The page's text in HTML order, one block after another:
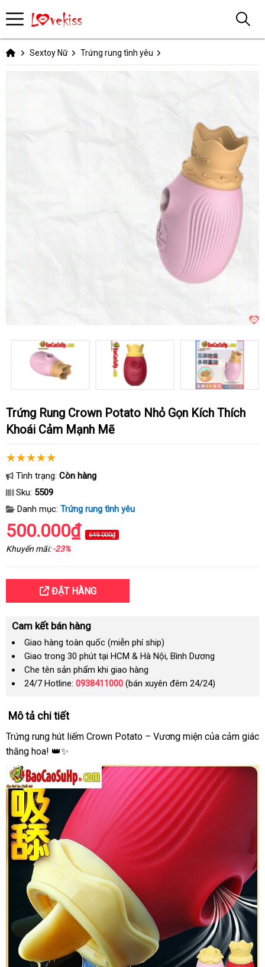
Sextoy Nữ Trứng rung tình yêu
Trứng Rung Crown Potato Nhỏ Gọn Kích Thích
Khoái Cảm Mạnh Mẽ
Tình trạng: Còn hàng
Sku: 5509
Danh mục: Trứng rung tình yêu
500.000₫ 649.000₫
Khuyến mãi:-23%
ĐẶT HÀNG
Cam kết bán hàng
Giao hàng toàn quốc (miễn phí ship)
Giao trong 30 phút tại HCM & Hà Nội, Bình Dương
Che tên sản phẩm khi giao hàng
24/7 Hotline: 0938411000 (bán xuyên đêm 24/24)
Mô tả chi tiết
Trứng rung hút liếm Crown Potato – Vương miện của cảm giác
thăng hoa! 👑✨